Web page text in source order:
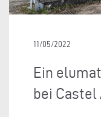
11/05/2022
Ein
bei Castel